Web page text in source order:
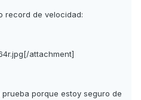
record de velocidad:
attachment]
porque estoy seguro de